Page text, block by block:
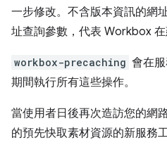
一步修改。不含版本資訊的網
址查詢參數，代表 Workbox 在
workbox-precaching 會在
期間執行所有這些操作。
當使用者日後再次造訪您的網
的預先快取素材資源的新服務